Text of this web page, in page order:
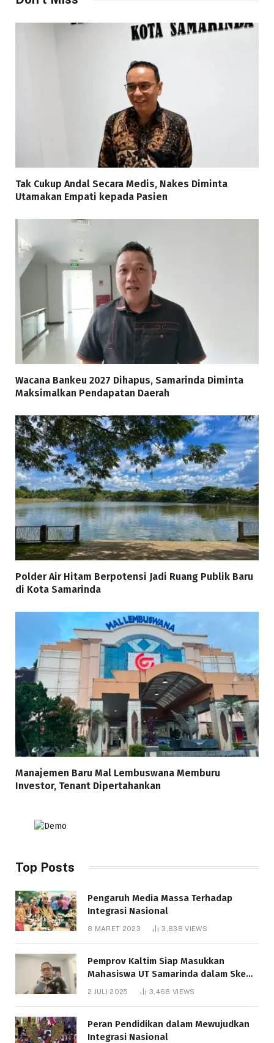
Tak Cukup Andal Secara Medis, Nakes Diminta
Utamakan Empati kepada Pasien
Wacana Bankeu 2027 Dihapus, Samarinda Diminta
Maksimalkan Pendapatan Daerah
Polder Air Hitam Berpotensi Jadi Ruang Publik Baru
di Kota Samarinda
Manajemen Baru Mal Lembuswana Memburu
Investor, Tenant Dipertahankan
Top Posts
Pengaruh Media Massa Terhadap
Integrasi Nasional
8 MARET 2023 3,838VIEWS
Pemprov Kaltim Siap Masukkan
Mahasiswa UT Samarinda dalam Skema
Bantuan Pendidikan Gratispol
2 JULI 2025 3,468 VIEWS
Peran Pendidikan dalam Mewujudkan
Integrasi Nasional